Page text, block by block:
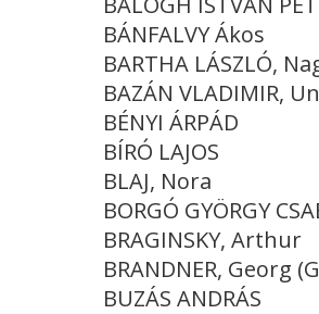
BÁNFALVY Ákos
BARTHA LÁSZLÓ,
BAZÁN VLADIMIR,
BÉNYI ÁRPÁD
BÍRÓ LAJOS
BLAJ, Nora
BORGÓ GYÖRGY
BRAGINSKY, Arthur
BRANDNER, Georg
BUZÁS ANDRÁS